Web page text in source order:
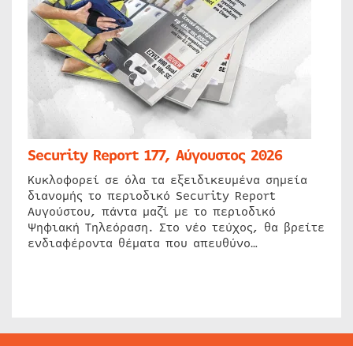
Security Report 177, Αύγουστος 2026
Κυκλοφορεί σε όλα τα εξειδικευμένα σημεία
διανομής το περιοδικό Security Report
Αυγούστου, πάντα μαζί με το περιοδικό
Ψηφιακή Τηλεόραση. Στο νέο τεύχος, θα βρείτε
ενδιαφέροντα θέματα που απευθύνο…